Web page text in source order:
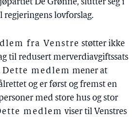
De Grønne, slutter seg i
lovforslag.
fra Venstre støtter ikke
til redusert merverdiavgiftssats
Dette medlem mener at
og er først og fremst en
med store hus og stor
medlem viser til Venstres